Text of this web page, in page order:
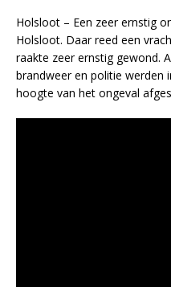
Holsloot – Een zeer ernstig
Holsloot. Daar reed een
raakte zeer ernstig gewond.
brandweer en politie werden
hoogte van het ongeval